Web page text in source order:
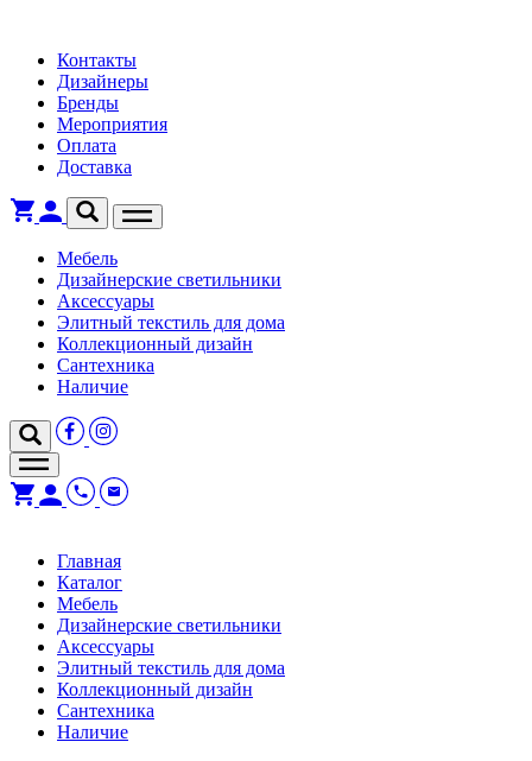
Контакты
Дизайнеры
Бренды
Мероприятия
Оплата
Доставка
Мебель
Дизайнерские светильники
Аксессуары
Элитный текстиль для дома
Коллекционный дизайн
Сантехника
Наличие
Главная
Каталог
Мебель
Дизайнерские светильники
Аксессуары
Элитный текстиль для дома
Коллекционный дизайн
Сантехника
Наличие